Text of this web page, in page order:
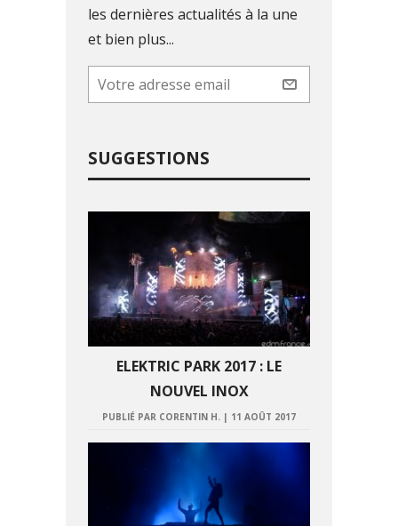
les dernières actualités à la une
et bien plus...
SUGGESTIONS
ELEKTRIC PARK 2017 : LE
NOUVEL INOX
PUBLIÉ PAR CORENTIN H. | 11 AOÛT 2017